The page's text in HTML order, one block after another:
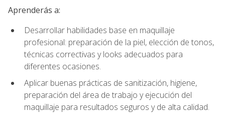
Aprenderás a:
Desarrollar habilidades base en maquillaje
profesional: preparación de la piel, elección de tonos,
técnicas correctivas y looks adecuados para
diferentes ocasiones.
Aplicar buenas prácticas de sanitización, higiene,
preparación del área de trabajo y ejecución del
maquillaje para resultados seguros y de alta calidad.